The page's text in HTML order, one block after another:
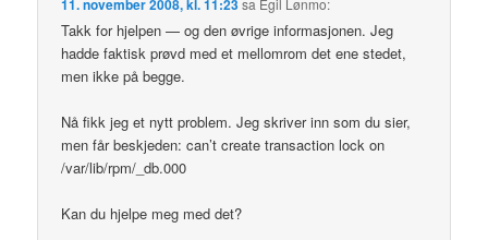
11. november 2008, kl. 11:23
Takk for hjelpen — og den øvrige informasjonen. Jeg
hadde faktisk prøvd med et mellomrom det ene stedet,
men ikke på begge.
Nå fikk jeg et nytt problem. Jeg skriver inn som du sier,
men får beskjeden: can’t create transaction lock on
/var/lib/rpm/_db.000
Kan du hjelpe meg med det?